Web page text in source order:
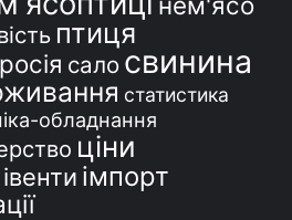
птиця
росія сало свинина
статистика
обладнання
ціни
івенти імпорт